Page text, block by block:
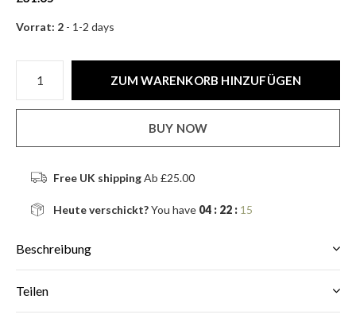
Vorrat: 2 - 1-2 days
ZUM WARENKORB HINZUFÜGEN
BUY NOW
Free UK shippingAb £25.00
Heute verschickt?You have 04 : 22 : 15
Beschreibung
Teilen